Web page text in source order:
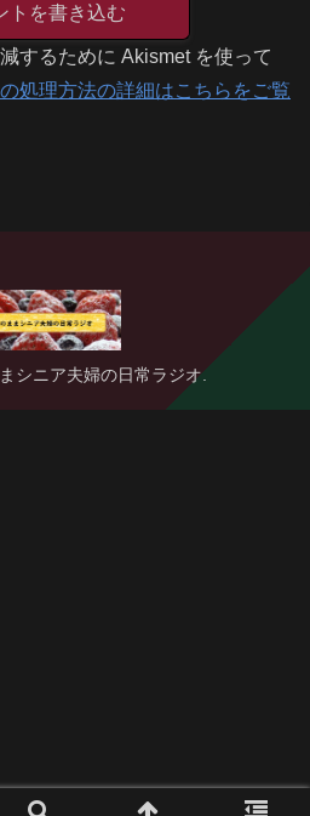
トを書き込む
するために Akismet を使って
処理方法の詳細はこちらをご覧
シニア夫婦の日常ラジオ.